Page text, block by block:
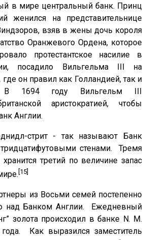
в мире центральный банк. Принц
женился на представительнице
взяв в жены дочь короля
Оранжевого Ордена, которое
протестантское насилие в
посадило Вильгельма III на
где он правил как Голландией, так и
В 1694 году Вильгельм III
аристократией, чтобы
Англии.
стрит - так называют Банк
стенами. Тремя
третий по величине запас
[15]
из Восьми семей постепенно
над Банком Англии. Ежедневный
золота происходил в банке N. M.
Как выразился заместитель